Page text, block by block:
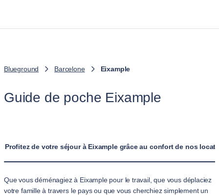
Blueground Barcelone Eixample
Guide de poche Eixample
Profitez de votre séjour à Eixample grâce au confort de nos
Que vous déménagiez à Eixample pour le travail, que vous déplaciez
votre famille à travers le pays ou que vous cherchiez simplement un